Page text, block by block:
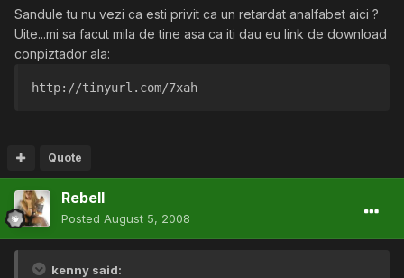
Sandule tu nu vezi ca esti privit ca un retardat analfabet aici ?
Uite...mi sa facut mila de tine asa ca iti dau eu link de download
conpiztador ala:
http://tinyurl.com/7xah
Quote
Rebell
Posted August 5, 2008
kenny said: